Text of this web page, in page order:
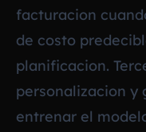
facturacion
de costo
planificacion.
personalizacion y
entrenar el